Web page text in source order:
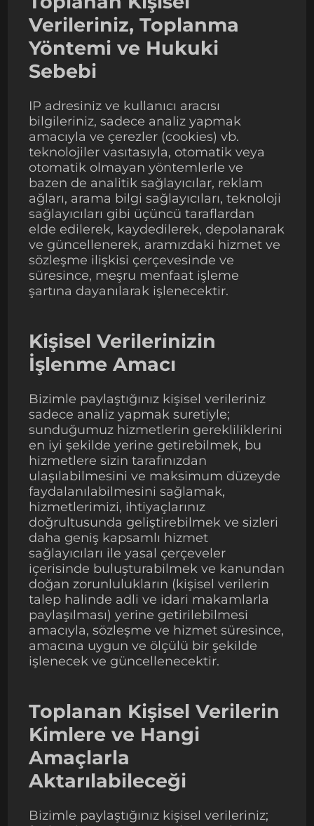
Verileriniz, Toplanma
Yöntemi ve Hukuki
Sebebi
IP adresiniz ve kullanıcı aracısı
bilgileriniz, sadece analiz yapmak
amacıyla ve çerezler (cookies) vb.
teknolojiler vasıtasıyla, otomatik veya
otomatik olmayan yöntemlerle ve
bazen de analitik sağlayıcılar, reklam
ağları, arama bilgi sağlayıcıları, teknoloji
sağlayıcıları gibi üçüncü taraflardan
elde edilerek, kaydedilerek, depolanarak
ve güncellenerek, aramızdaki hizmet ve
sözleşme ilişkisi çerçevesinde ve
süresince, meşru menfaat işleme
şartına dayanılarak işlenecektir.
Kişisel Verilerinizin
İşlenme Amacı
Bizimle paylaştığınız kişisel verileriniz
sadece analiz yapmak suretiyle;
sunduğumuz hizmetlerin gerekliliklerini
en iyi şekilde yerine getirebilmek, bu
hizmetlere sizin tarafınızdan
ulaşılabilmesini ve maksimum düzeyde
faydalanılabilmesini sağlamak,
hizmetlerimizi, ihtiyaçlarınız
doğrultusunda geliştirebilmek ve sizleri
daha geniş kapsamlı hizmet
sağlayıcıları ile yasal çerçeveler
içerisinde buluşturabilmek ve kanundan
doğan zorunlulukların (kişisel verilerin
talep halinde adli ve idari makamlarla
paylaşılması) yerine getirilebilmesi
amacıyla, sözleşme ve hizmet süresince,
amacına uygun ve ölçülü bir şekilde
işlenecek ve güncellenecektir.
Toplanan Kişisel Verilerin
Kimlere ve Hangi
Amaçlarla
Aktarılabileceği
Bizimle paylaştığınız kişisel verileriniz;